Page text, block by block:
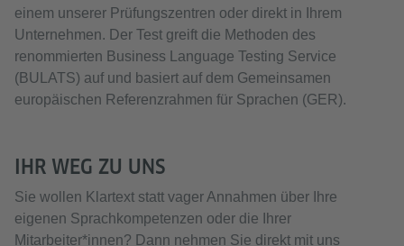
einem unserer Prüfungszentren oder direkt in Ihrem
Unternehmen. Der Test greift die Methoden des
renommierten Business Language Testing Service
(BULATS) auf und basiert auf dem Gemeinsamen
europäischen Referenzrahmen für Sprachen (GER).
IHR WEG ZU UNS
Sie wollen Klartext statt vager Annahmen über Ihre
eigenen Sprachkompetenzen oder die Ihrer
Mitarbeiter*innen? Dann nehmen Sie direkt mit uns